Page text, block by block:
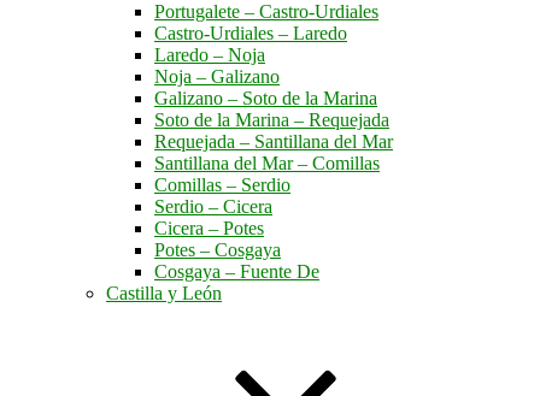
Portugalete – Castro-Urdiales
Castro-Urdiales – Laredo
Laredo – Noja
Noja – Galizano
Galizano – Soto de la Marina
Soto de la Marina – Requejada
Requejada – Santillana del Mar
Santillana del Mar – Comillas
Comillas – Serdio
Serdio – Cicera
Cicera – Potes
Potes – Cosgaya
Cosgaya – Fuente De
Castilla y León